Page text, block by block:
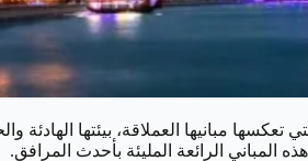
تعكسها مبانيها العملاقة، بيئتها الهادئة
المباني الرائعة المليئة بأحدث المرافق.